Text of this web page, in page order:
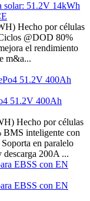
solar: 51.2V 14kWh
Hecho por células
@DOD 80%
el rendimiento
m&a...
51.2V 400Ah
Hecho por células
BMS inteligente con
en paralelo
descarga 200A ...